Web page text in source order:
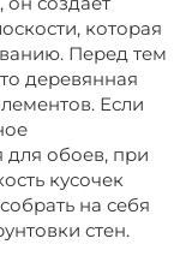
которая
Перед тем
деревянная
Если
для обоев, при
кусочек
на себя
стен.